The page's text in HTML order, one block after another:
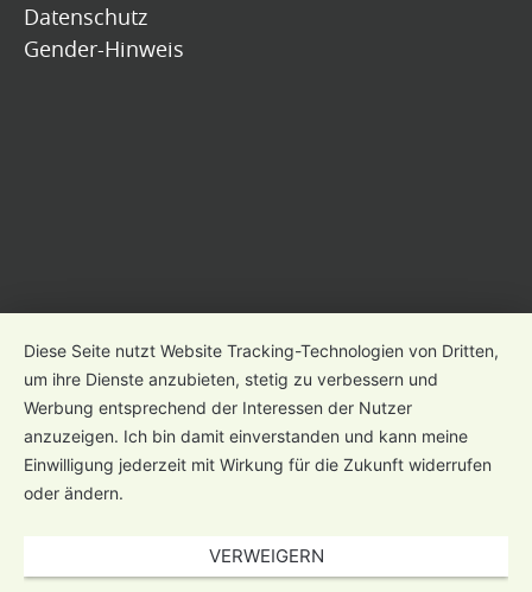
Datenschutz
Gender-Hinweis
Diese Seite nutzt Website Tracking-Technologien von Dritten,
um ihre Dienste anzubieten, stetig zu verbessern und
Werbung entsprechend der Interessen der Nutzer
anzuzeigen. Ich bin damit einverstanden und kann meine
Einwilligung jederzeit mit Wirkung für die Zukunft widerrufen
oder ändern.
VERWEIGERN